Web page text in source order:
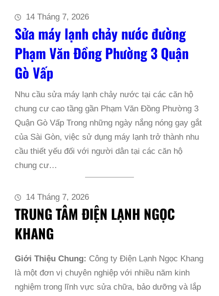
14 Tháng 7, 2026
Sửa máy lạnh chảy nước đường
Phạm Văn Đồng Phường 3 Quận
Gò Vấp
Nhu cầu sửa máy lạnh chảy nước tại các căn hộ
chung cư cao tầng gần Phạm Văn Đồng Phường 3
Quận Gò Vấp Trong những ngày nắng nóng gay gắt
của Sài Gòn, việc sử dụng máy lạnh trở thành nhu
cầu thiết yếu đối với người dân tại các căn hộ
chung cư…
14 Tháng 7, 2026
TRUNG TÂM ĐIỆN LẠNH NGỌC
KHANG
Giới Thiệu Chung: Công ty Điện Lạnh Ngọc Khang
là một đơn vị chuyên nghiệp với nhiều năm kinh
nghiệm trong lĩnh vực sửa chữa, bảo dưỡng và lắp